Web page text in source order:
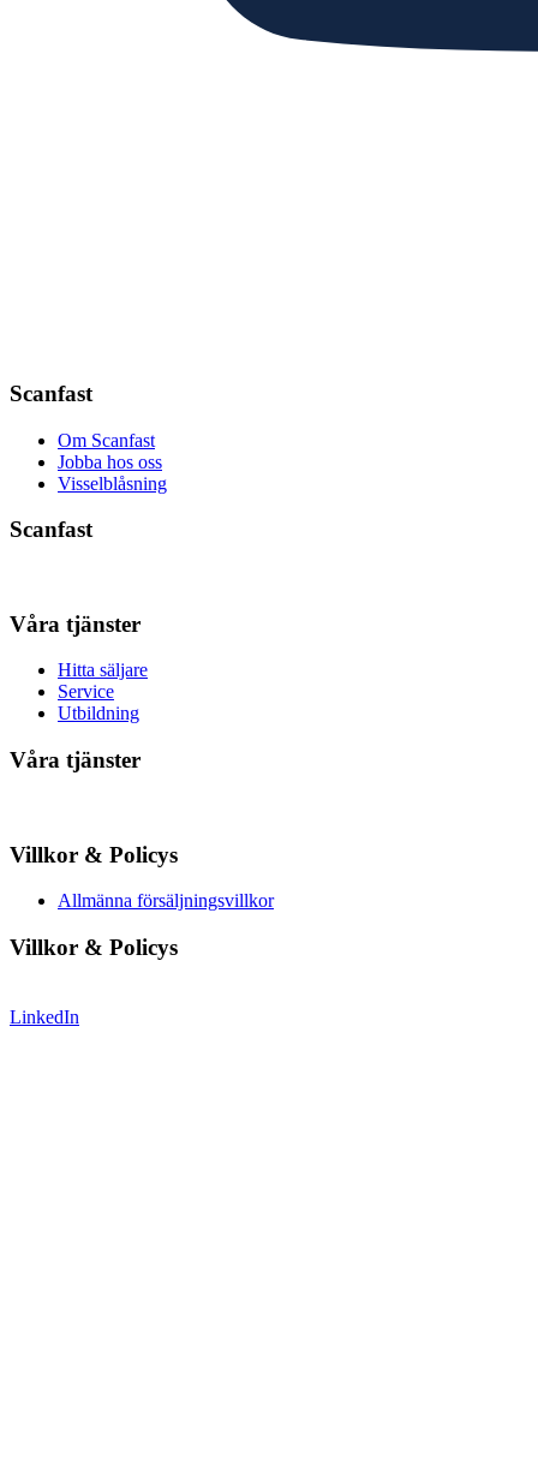
Scanfast
Om Scanfast
Jobba hos oss
Visselblåsning
Scanfast
Våra tjänster
Hitta säljare
Service
Utbildning
Våra tjänster
Villkor & Policys
Allmänna försäljningsvillkor
Villkor & Policys
LinkedIn